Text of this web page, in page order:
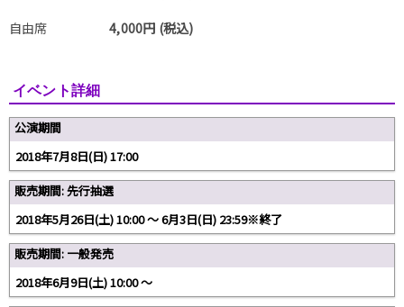
自由席
4,000円 (税込)
イベント詳細
公演期間
2018年7月8日(日) 17:00
販売期間: 先行抽選
2018年5月26日(土) 10:00 〜 6月3日(日) 23:59※終了
販売期間: 一般発売
2018年6月9日(土) 10:00 〜